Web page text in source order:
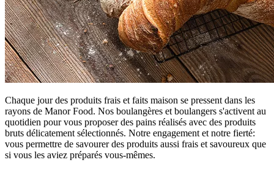
Chaque jour des produits frais et faits maison se pressent dans les
rayons de Manor Food. Nos boulangères et boulangers s'activent au
quotidien pour vous proposer des pains réalisés avec des produits
bruts délicatement sélectionnés. Notre engagement et notre fierté:
vous permettre de savourer des produits aussi frais et savoureux que
si vous les aviez préparés vous-mêmes.